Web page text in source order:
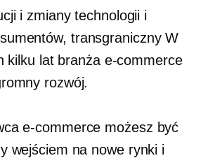
i zmiany technologii i
transgranicznyW
kilku lat branża e-commerce
rozwój.
e-commerce możesz być
wejściem na nowe rynki i